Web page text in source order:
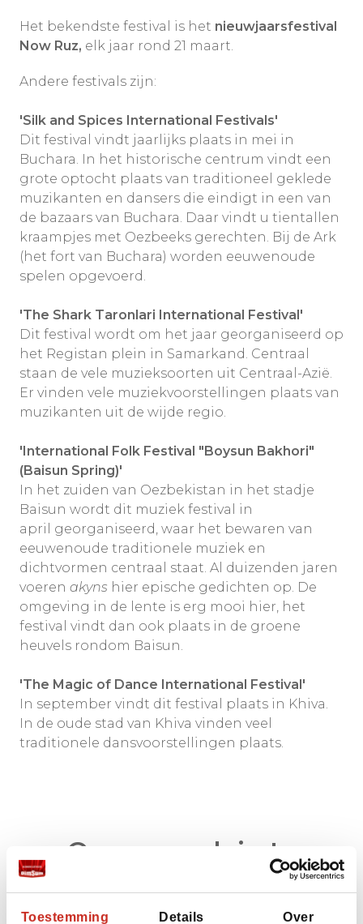
Toestemming Details Over
Het bekendste festival is het nieuwjaarsfestival
Now Ruz, elk jaar rond 21 maart.
Andere festivals zijn:
'Silk and Spices International Festivals'
Dit festival vindt jaarlijks plaats in mei in
Buchara. In het historische centrum vindt een
grote optocht plaats van traditioneel geklede
muzikanten en dansers die eindigt in een van
de bazaars van Buchara. Daar vindt u tientallen
kraampjes met Oezbeeks gerechten. Bij de Ark
(het fort van Buchara) worden eeuwenoude
spelen opgevoerd.
'The Shark Taronlari International Festival'
Dit festival wordt om het jaar georganiseerd op
het Registan plein in Samarkand. Centraal
staan de vele muzieksoorten uit Centraal-Azië.
Er vinden vele muziekvoorstellingen plaats van
muzikanten uit de wijde regio.
'International Folk Festival "Boysun Bakhori"
(Baisun Spring)'
In het zuiden van Oezbekistan in het stadje
Baisun wordt dit muziek festival in
april georganiseerd, waar het bewaren van
eeuwenoude traditionele muziek en
dichtvormen centraal staat. Al duizenden jaren
voeren akyns hier epische gedichten op. De
omgeving in de lente is erg mooi hier, het
festival vindt dan ook plaats in de groene
heuvels rondom Baisun.
'The Magic of Dance International Festival'
In september vindt dit festival plaats in Khiva.
In de oude stad van Khiva vinden veel
traditionele dansvoorstellingen plaats.
Onze populairste
Oezbekistan rondreizen